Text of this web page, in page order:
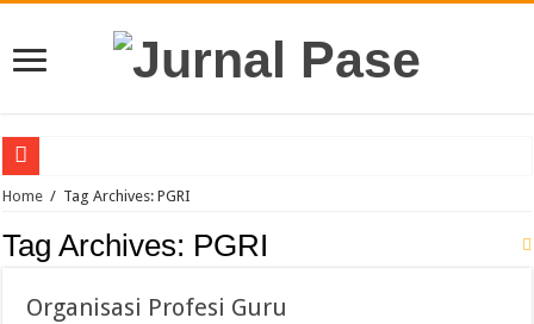
Puluhan Guru Berkumpul di TPN XIII Aceh Utara, Kacabdin Tekankan Cetak
Sinergi Bareng TNI/Polri, MPLS SMAN 1 Matangkuli Tanamkan Disiplin dan
Siswi SMA Unggul Cut Nyak Dhien Langsa Raih Beasiswa Penuh ke Tiongkok
Home / Tag Archives: PGRI
Tag Archives: PGRI
Organisasi Profesi Guru